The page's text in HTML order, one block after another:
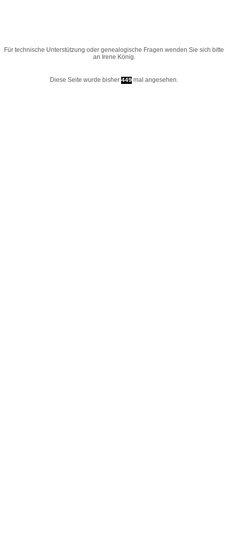
Für technische Unterstützung oder genealogische Fragen wenden Sie sich bitte
an Irene König.
Diese Seite wurde bisher 449 mal angesehen.